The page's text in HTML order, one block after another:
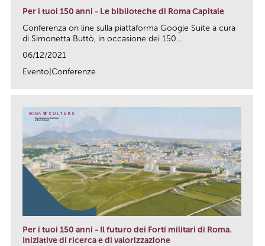
Per i tuoi 150 anni - Le biblioteche di Roma Capitale
Conferenza on line sulla piattaforma Google Suite a cura
di Simonetta Buttò, in occasione dei 150...
06/12/2021
Evento|Conferenze
Per i tuoi 150 anni - Il futuro dei Forti militari di Roma.
Iniziative di ricerca e di valorizzazione